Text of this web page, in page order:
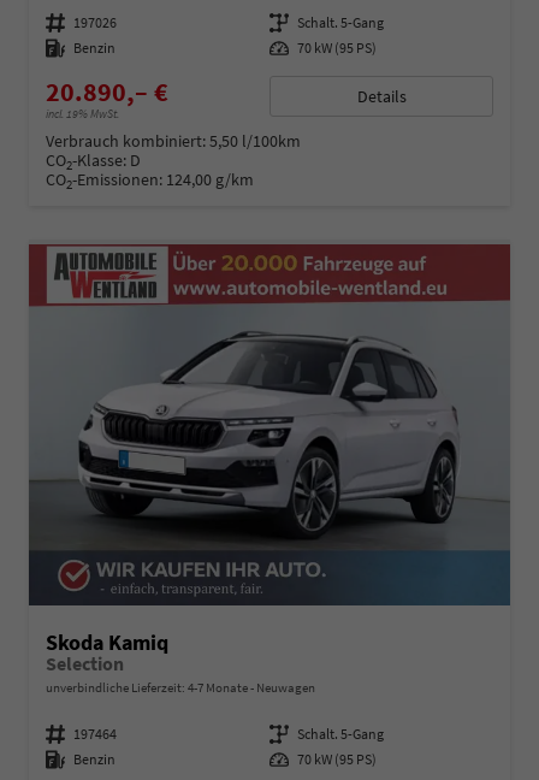
Fahrzeugnummer 197026 Getriebe Schalt. 5-Gang
Kraftstoff Benzin Leistung 70 kW (95 PS)
20.890,– €
incl. 19% MwSt.
Details
Verbrauch kombiniert:5,50 l/100km
CO2-Klasse: D
CO2-Emissionen: 124,00 g/km
Skoda Kamiq
Selection
unverbindliche Lieferzeit: 4-7 Monate Neuwagen
Fahrzeugnummer 197464 Getriebe Schalt. 5-Gang
Kraftstoff Benzin Leistung 70 kW (95 PS)